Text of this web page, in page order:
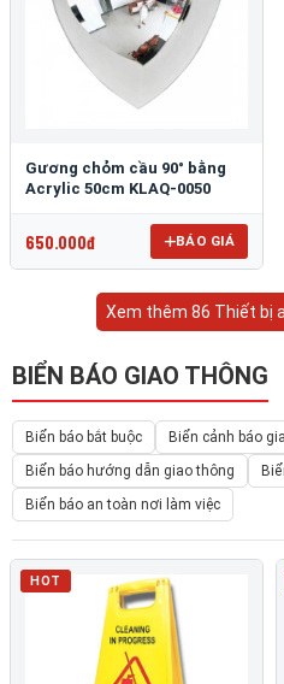
Gương chỏm cầu 90° bằng
Acrylic 50cm KLAQ-0050
650.000đ BÁO GIÁ
Xem thêm 86 Thiết bị
BIỂN BÁO GIAO THÔNG
Biển báo bắt buộc
Biển cảnh báo
Biển báo hướng dẫn giao thông
Biển báo an toàn nơi làm việc
HOT